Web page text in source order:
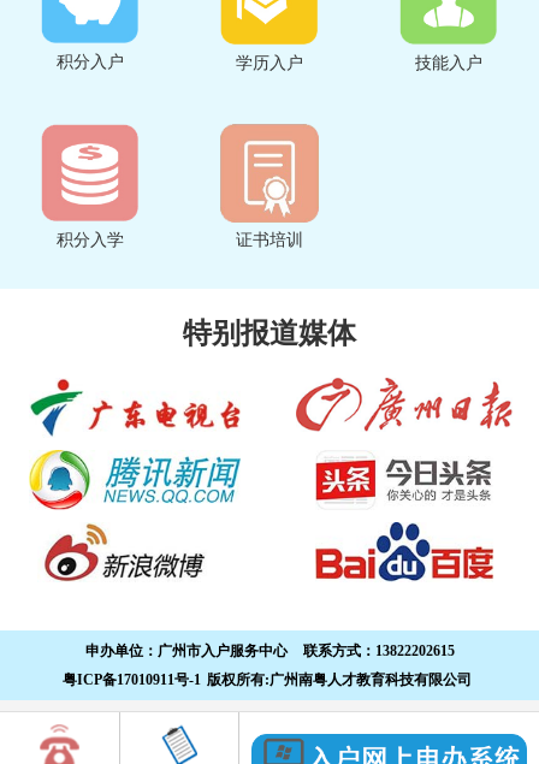
积分入户 学历入户 技能入户
积分入学 证书培训
特别报道媒体
申办单位： 广州市入户服务中心 联系方式： 13822202615
粤ICP备17010911号-1 版权所有:广州南粤人才教育科技有限公司